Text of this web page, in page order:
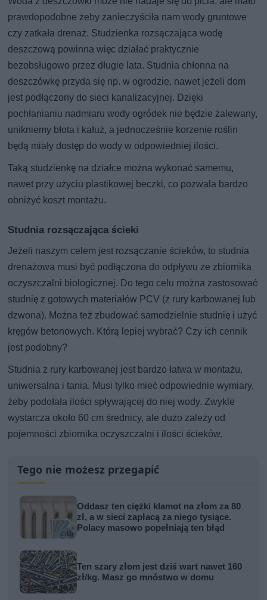
prawdopodobne żeby zanieczyściła nam wody gruntowe
czy zatkała drenaż. Studzienka rozsączająca wodę
deszczową powinna więc działać praktycznie
bezobsługowo przez długie lata. Studnia chłonna na
deszczówkę przyda się np. w ogrodzie, nawet jeżeli dom
jest podłączony do sieci kanalizacyjnej. Dzięki
pochłanianiu nadmiaru wody ogródek nie będzie zalewany,
unikniemy błota i kałuż, a jednocześnie korzenie roślin
będą miały dostęp do wody w odpowiedniej ilości.
Taką studzienkę na działce można wykonać samemu,
nawet przy użyciu plastikowej beczki, co pozwala bardzo
obniżyć koszt montażu.
Studnia rozsączająca ścieki
Jeżeli naszym celem jest rozsączanie ścieków, to studnia
drenażowa musi być podłączona do odpływu ze zbiornika
oczyszczalni biologicznej. Do tego celu można zastosować
studnię z gotowych materiałów PCV (z rury karbowanej lub
dzwona). Można też zbudować samodzielnie studnię i użyć
kręgów betonowych. Którą lepiej wybrać? Czy ich cennik
jest podobny?
Studnia z rury karbowanej jest bardzo łatwa w montażu,
uniwersalna i tania. Musi tylko mieć odpowiednie wymiary,
żeby podołała ilości spływającej do niej wody. Zwykle
wystarcza około 60 cm średnicy, ale dużo zależy od
pojemności zbiornika oczyszczalni i ilości ścieków.
Tego nie możesz przegapić
Oddasz ten ciężki klamot na złom za 80
zł, a w sieci zapłacą za niego tysiące.
Polacy masowo popełniają ten błąd
Ten szary złom jest dziś wart nawet 160
zł/kg. Masz go mnóstwo w domu